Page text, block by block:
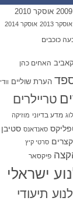
אוסקר 2010
אוסקר 2013 אוסקר 2014
כוכבים
האחים כהן
הערת שוליים וודי
טריילרים
מדע בדיוני מוזיקה
סאנדאנס סטיבן
סרטי קיץ
פיקסאר
ישראלי
תיעודי